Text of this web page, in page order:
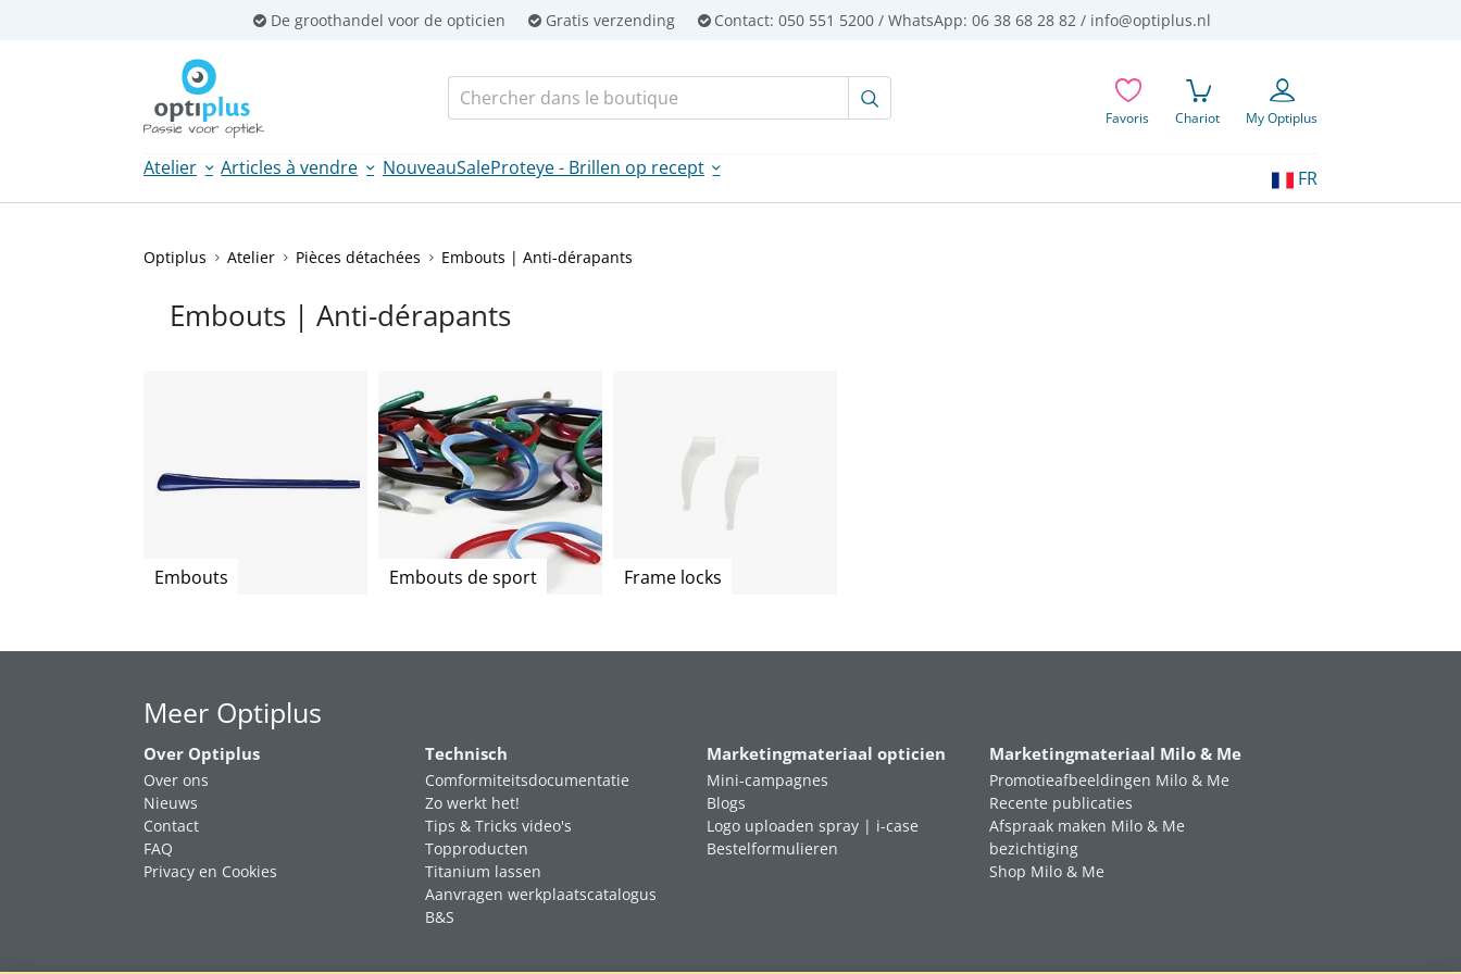
De groothandel voor de opticien Gratis verzending Contact: 050 551 5200 / WhatsApp: 06 38 68 28 82 / info@optiplus.nl
Favoris Chariot My Optiplus
Frontend
search:
Atelier Articles à vendre NouveauSaleProteye - Brillen op recept
Choisissez
votre
FR
Optiplus Atelier Pièces détachées Embouts | Anti-dérapants
Embouts | Anti-dérapants
Embouts Embouts de sport Frame locks
Meer Optiplus
Over Optiplus
Over ons
Nieuws
Contact
FAQ
Privacy en Cookies
Technisch
Comformiteitsdocumentatie
Zo werkt het!
Tips & Tricks video's
Topproducten
Titanium lassen
Aanvragen werkplaatscatalogus
B&S
Marketingmateriaal opticien
Mini-campagnes
Blogs
Logo uploaden spray | i-case
Bestelformulieren
Marketingmateriaal Milo & Me
Promotieafbeeldingen Milo & Me
Recente publicaties
Afspraak maken Milo & Me
bezichtiging
Shop Milo & Me